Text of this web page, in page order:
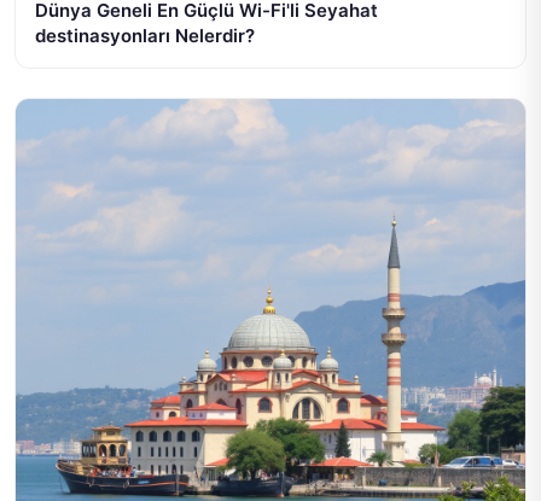
Dünya Geneli En Güçlü Wi-Fi'li Seyahat
destinasyonları Nelerdir?